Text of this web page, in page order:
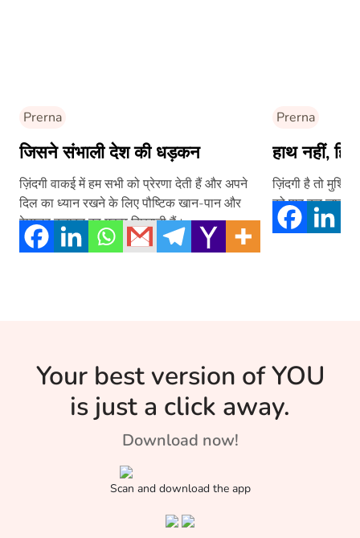
Prerna
जिसने संभाली देश की धड़कन
ज़िंदगी वाकई में हम सभी को प्रेरणा देती हैं और अपने
दिल का ध्यान रखने के लिए पौष्टिक खान-पान और
रेग्युलर कसरत का महत्व सिखाती हैं।
Prerna
हाथ नहीं,
ज़िंदगी है तो
को पार कर जाता
Your best version of YOU
is just a click away.
Download now!
Scan and download the app